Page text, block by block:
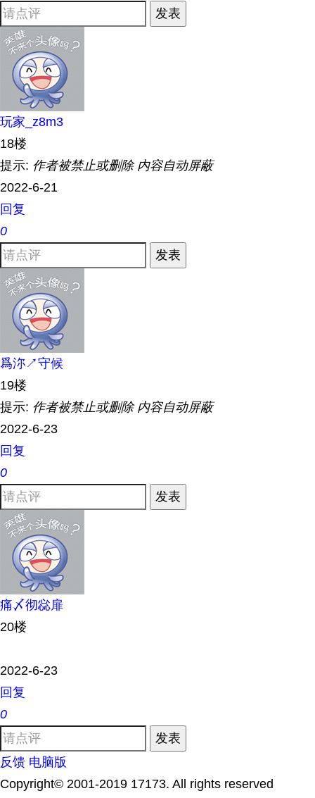
发表
玩家_z8m3
18楼
提示: 作者被禁止或删除 内容自动屏蔽
2022-6-21
回复
0
发表
爲沵↗守候
19楼
提示: 作者被禁止或删除 内容自动屏蔽
2022-6-23
回复
0
发表
痛〆彻惢扉
20楼
2022-6-23
回复
0
发表
反馈 电脑版
Copyright© 2001-2019 17173. All rights reserved